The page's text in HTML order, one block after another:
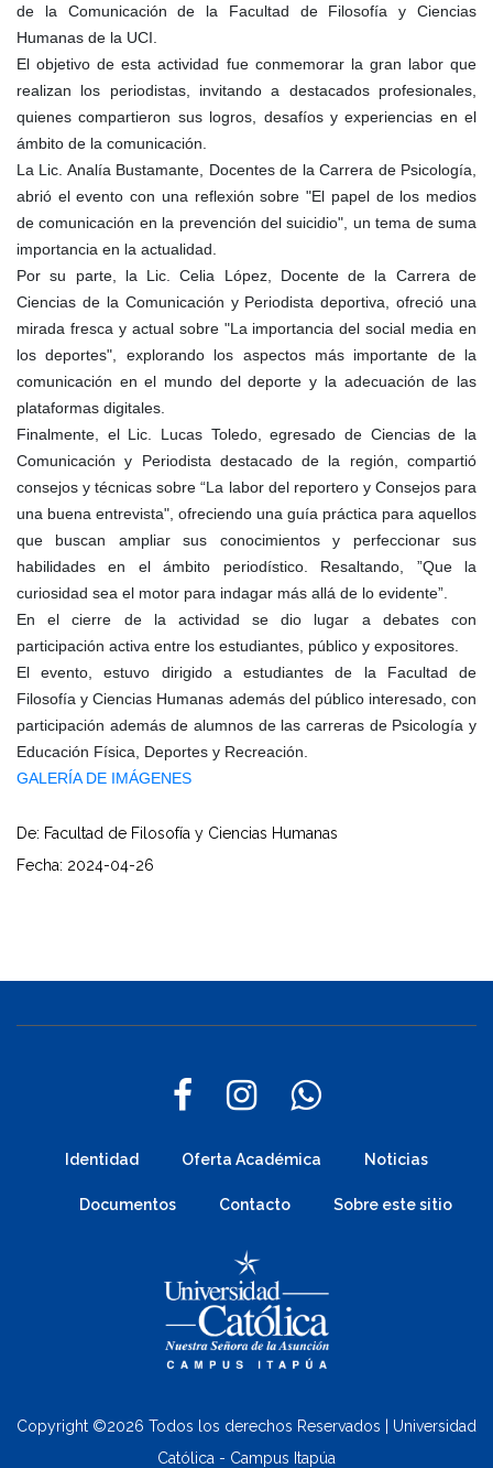
de la Comunicación de la Facultad de Filosofía y Ciencias
Humanas de la UCI.
El objetivo de esta actividad fue conmemorar la gran labor que
realizan los periodistas, invitando a destacados profesionales,
quienes compartieron sus logros, desafíos y experiencias en el
ámbito de la comunicación.
La Lic. Analía Bustamante, Docentes de la Carrera de Psicología,
abrió el evento con una reflexión sobre "El papel de los medios
de comunicación en la prevención del suicidio", un tema de suma
importancia en la actualidad.
Por su parte, la Lic. Celia López, Docente de la Carrera de
Ciencias de la Comunicación y Periodista deportiva, ofreció una
mirada fresca y actual sobre "La importancia del social media en
los deportes", explorando los aspectos más importante de la
comunicación en el mundo del deporte y la adecuación de las
plataformas digitales.
Finalmente, el Lic. Lucas Toledo, egresado de Ciencias de la
Comunicación y Periodista destacado de la región, compartió
consejos y técnicas sobre “La labor del reportero y Consejos para
una buena entrevista", ofreciendo una guía práctica para aquellos
que buscan ampliar sus conocimientos y perfeccionar sus
habilidades en el ámbito periodístico. Resaltando, ”Que la
curiosidad sea el motor para indagar más allá de lo evidente”.
En el cierre de la actividad se dio lugar a debates con
participación activa entre los estudiantes, público y expositores.
El evento, estuvo dirigido a estudiantes de la Facultad de
Filosofía y Ciencias Humanas además del público interesado, con
participación además de alumnos de las carreras de Psicología y
Educación Física, Deportes y Recreación.
GALERÍA DE IMÁGENES
De: Facultad de Filosofía y Ciencias Humanas
Fecha: 2024-04-26
Identidad Oferta Académica Noticias
Documentos Contacto Sobre este sitio
Copyright ©2026 Todos los derechos Reservados | Universidad
Católica - Campus Itapúa